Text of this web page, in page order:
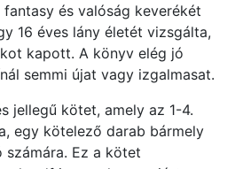
és valóság keverékét
16 éves lány életét vizsgálta,
kapott. A könyv elég jó
semmi újat vagy izgalmasat.
jellegű kötet, amely az 1-4.
egy kötelező darab bármely
számára. Ez a kötet